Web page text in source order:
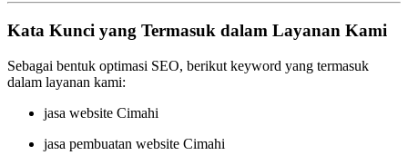
Kata Kunci yang Termasuk dalam Layanan Kami
Sebagai bentuk optimasi SEO, berikut keyword yang termasuk
dalam layanan kami:
jasa website Cimahi
jasa pembuatan website Cimahi